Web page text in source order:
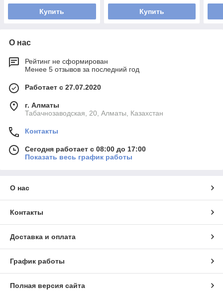
Купить Купить
О нас
Рейтинг не сформирован
Менее 5 отзывов за последний год
Работает с 27.07.2020
г. Алматы
Табачнозаводская, 20, Алматы, Казахстан
Контакты
Сегодня работает с 08:00 до 17:00
Показать весь график работы
О нас
Контакты
Доставка и оплата
График работы
Полная версия сайта